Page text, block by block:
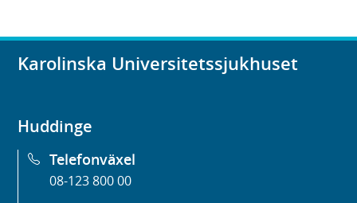
Karolinska Universitetssjukhuset
Huddinge
Telefonväxel
08-123 800 00